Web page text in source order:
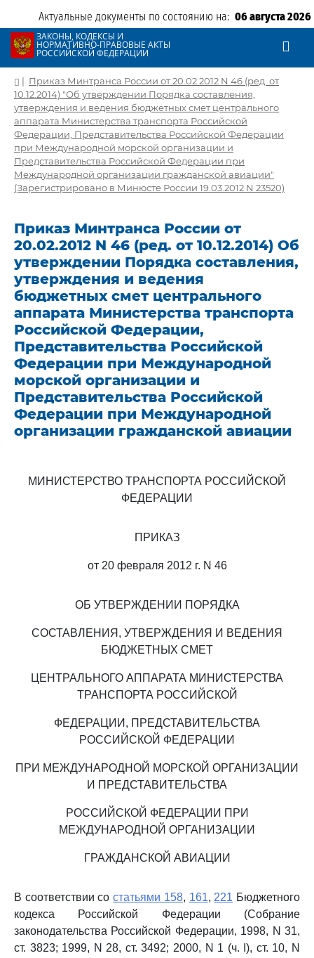
Актуальные документы по состоянию на: 06 августа 2026
ЗАКОНЫ, КОДЕКСЫ И
НОРМАТИВНО-ПРАВОВЫЕ АКТЫ
РОССИЙСКОЙ ФЕДЕРАЦИИ
| Приказ Минтранса России от 20.02.2012 N 46 (ред. от
10.12.2014) "Об утверждении Порядка составления,
утверждения и ведения бюджетных смет центрального
аппарата Министерства транспорта Российской
Федерации, Представительства Российской Федерации
при Международной морской организации и
Представительства Российской Федерации при
Международной организации гражданской авиации"
(Зарегистрировано в Минюсте России 19.03.2012 N 23520)
Приказ Минтранса России от
20.02.2012 N 46 (ред. от 10.12.2014) Об
утверждении Порядка составления,
утверждения и ведения
бюджетных смет центрального
аппарата Министерства транспорта
Российской Федерации,
Представительства Российской
Федерации при Международной
морской организации и
Представительства Российской
Федерации при Международной
организации гражданской авиации
МИНИСТЕРСТВО ТРАНСПОРТА РОССИЙСКОЙ
ФЕДЕРАЦИИ
ПРИКАЗ
от 20 февраля 2012 г. N 46
ОБ УТВЕРЖДЕНИИ ПОРЯДКА
СОСТАВЛЕНИЯ, УТВЕРЖДЕНИЯ И ВЕДЕНИЯ
БЮДЖЕТНЫХ СМЕТ
ЦЕНТРАЛЬНОГО АППАРАТА МИНИСТЕРСТВА
ТРАНСПОРТА РОССИЙСКОЙ
ФЕДЕРАЦИИ, ПРЕДСТАВИТЕЛЬСТВА
РОССИЙСКОЙ ФЕДЕРАЦИИ
ПРИ МЕЖДУНАРОДНОЙ МОРСКОЙ ОРГАНИЗАЦИИ
И ПРЕДСТАВИТЕЛЬСТВА
РОССИЙСКОЙ ФЕДЕРАЦИИ ПРИ
МЕЖДУНАРОДНОЙ ОРГАНИЗАЦИИ
ГРАЖДАНСКОЙ АВИАЦИИ
В соответствии состатьями 158, 161, 221 Бюджетного
кодекса Российской Федерации (Собрание
законодательства Российской Федерации, 1998, N 31,
ст. 3823; 1999, N 28, ст. 3492; 2000, N 1 (ч. I), ст. 10, N